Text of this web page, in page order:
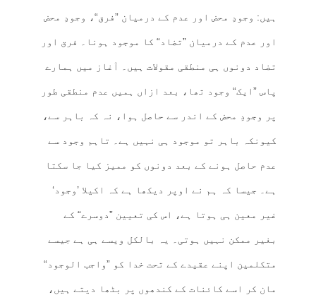
ہیں: وجودِ محض اور عدم کے درمیان ”فرق“، وجودِ محض
اور عدم کے درمیان ”تضاد“ کا موجود ہونا۔ فرق اور
تضاد دونوں ہی منطقی مقولات ہیں۔ آغاز میں ہمارے
پاس ”ایک“ وجود تھا، بعد ازاں ہمیں عدم منطقی طور
پر وجودِ محض کے اندر سے حاصل ہوا، نہ کہ باہر سے،
کیونکہ باہر تو موجود ہی نہیں ہے۔ تاہم وجود سے
عدم حاصل ہونے کے بعد دونوں کو ممیز کیا جا سکتا
ہے۔ جیسا کہ ہم نے اوپر دیکھا ہے کہ اکیلا ’وجود‘
غیر معین ہی ہوتا ہے، اس کی تعیین ”دوسرے“ کے
بغیر ممکن نہیں ہوتی۔ یہ بالکل ویسے ہی ہے جیسے
متکلمین اپنے عقیدے کے تحت خدا کو ”واجب الوجود“
مان کر اسے کائنات کے کندھوں پر بٹھا دیتے ہیں،